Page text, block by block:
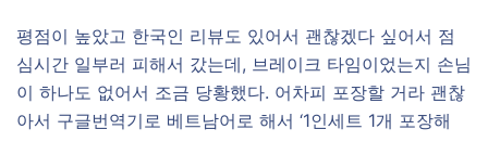
평점이 높았고 한국인 리뷰도 있어서 괜찮겠다 싶어서 점
심시간 일부러 피해서 갔는데, 브레이크 타임이었는지 손님
이 하나도 없어서 조금 당황했다. 어차피 포장할 거라 괜찮
아서 구글번역기로 베트남어로 해서 ‘1인세트 1개 포장해